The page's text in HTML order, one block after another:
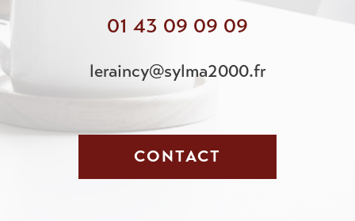
01 43 09 09 09
leraincy@sylma2000.fr
CONTACT